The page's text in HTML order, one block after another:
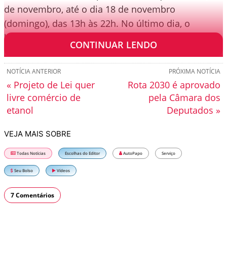
de novembro, até o dia 18 de novembro
(domingo), das 13h às 22h. No último dia, o
horário é especial: das 11h às 19h.
CONTINUAR LENDO
PRÓXIMA NOTÍCIA
Rota 2030 é aprovado
pela Câmara dos
Deputados »
NOTÍCIA ANTERIOR
« Projeto de Lei quer
livre comércio de
etanol
VEJA MAIS SOBRE
Todas Notícias Escolhas do Editor AutoPapo Serviço
Seu Bolso Vídeos
7 Comentários